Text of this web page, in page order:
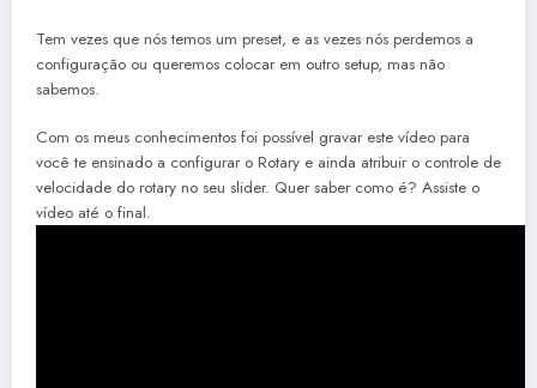
Tem vezes que nós temos um preset, e as vezes nós perdemos a
configuração ou queremos colocar em outro setup, mas não
sabemos.
Com os meus conhecimentos foi possível gravar este vídeo para
você te ensinado a configurar o Rotary e ainda atribuir o controle de
velocidade do rotary no seu slider. Quer saber como é? Assiste o
vídeo até o final.